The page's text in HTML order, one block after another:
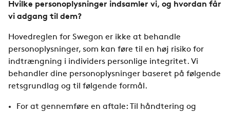
Hvilke personoplysninger indsamler vi, og hvordan får
vi adgang til dem?
Hovedreglen for Swegon er ikke at behandle
personoplysninger, som kan føre til en høj risiko for
indtrængning i individers personlige integritet. Vi
behandler dine personoplysninger baseret på følgende
retsgrundlag og til følgende formål.
For at gennemføre en aftale: Til håndtering og